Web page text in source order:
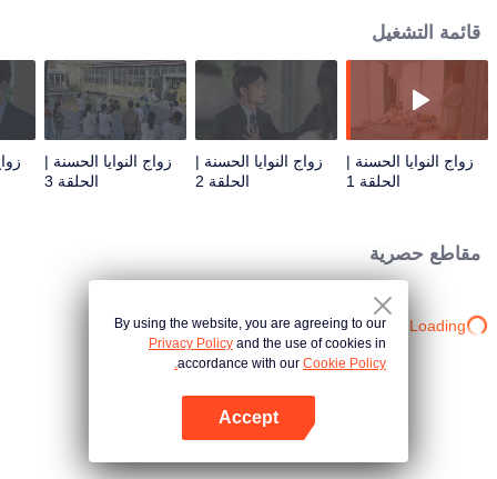
للغاية حتى في الموقف المليء بالحوادث.
قائمة التشغيل
زواج النوايا الحسنة |
الحلقة 1
زواج النوايا الحسنة |
الحلقة 2
زواج النوايا الحسنة |
الحلقة 3
مقاطع حصرية
Loading…
By using the website, you are agreeing to our
Privacy Policy and the use of cookies in
accordance with our Cookie Policy.
Accept